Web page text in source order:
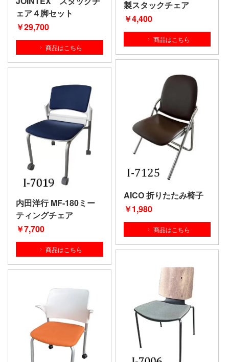
製スタックチェア
￥4,400
商品はこちら
ェア４脚セット
￥29,700
商品はこちら
AICO 折りたたみ椅子
￥1,980
商品はこちら
内田洋行 MF-180ミー
ティングチェア
￥7,700
商品はこちら